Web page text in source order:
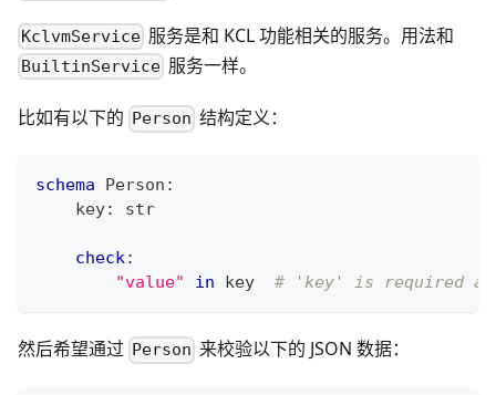
KclvmService 服务是和 KCL 功能相关的服务。用法和
BuiltinService 服务一样。
比如有以下的 Person 结构定义：
schema Person :
    key
: str
check:
"value"
in key # 'key' is required
然后希望通过 Person 来校验以下的 JSON 数据：